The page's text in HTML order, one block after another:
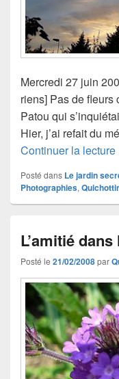
Mercredi 27 juin
riens] Pas de
Patou qui
Hier, j’ai refait du
Continuer la lecture
Posté dans Le jardin
Photographies,
L’amitié
Posté le 21/02/2008par